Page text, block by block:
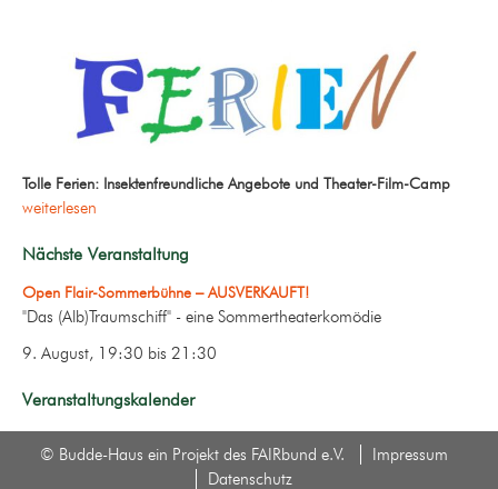
Tolle Ferien: Insektenfreundliche Angebote und Theater-Film-Camp
weiterlesen
Nächste Veranstaltung
Open Flair-Sommerbühne – AUSVERKAUFT!
"Das (Alb)Traumschiff" - eine Sommertheaterkomödie
9. August, 19:30 bis 21:30
Veranstaltungskalender
© Budde-Haus ein Projekt des FAIRbund e.V.
Impressum
Datenschutz